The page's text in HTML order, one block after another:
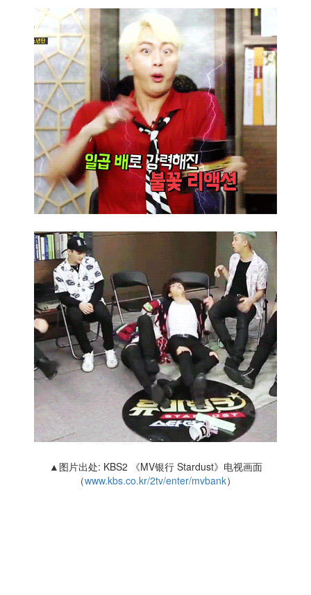
▲图片出处: KBS2 《MV银行 Stardust》电视画面
（www.kbs.co.kr/2tv/enter/mvbank）